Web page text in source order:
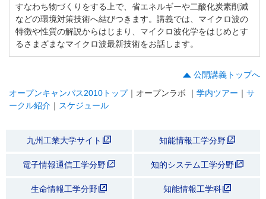
すなわち物づくりをする上で、省エネルギーや二酸化炭素削減
などの環境対策技術へ結びつきます。講義では、マイクロ波の
特徴や性質の解説からはじまり、マイクロ波化学をはじめとす
るさまざまなマイクロ波最新技術をお話します。
公開講義トップへ
オープンキャンパス2010トップ｜オープンラボ ｜ 学内ツアー ｜ サ
ークル紹介 ｜ スケジュール
九州工業大学サイト 知能情報工学分野
電子情報通信工学分野 知的システム工学分野
生命情報工学分野 知能情報工学科